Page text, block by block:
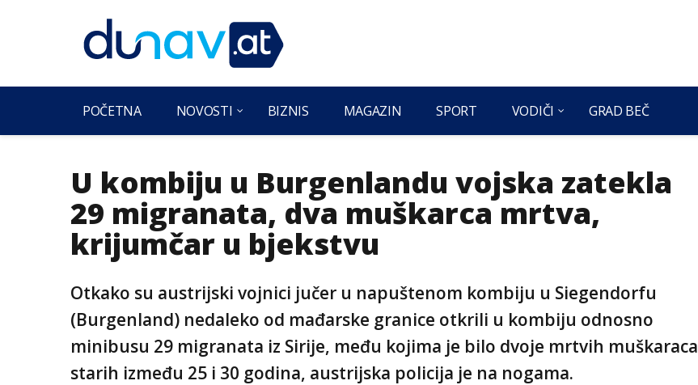
POČETNA NOVOSTI BIZNIS MAGAZIN SPORT VODIČI GRAD BEČ
U kombiju u Burgenlandu vojska zatekla
29 migranata, dva muškarca mrtva,
krijumčar u bjekstvu
Otkako su austrijski vojnici jučer u napuštenom kombiju u Siegendorfu
(Burgenland) nedaleko od mađarske granice otkrili u kombiju odnosno
minibusu 29 migranata iz Sirije, među kojima je bilo dvoje mrtvih muškaraca
starih između 25 i 30 godina, austrijska policija je na nogama.